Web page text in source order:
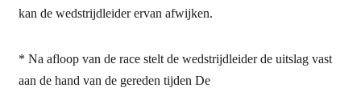
kan de wedstrijdleider ervan afwijken.
* Na afloop van de race stelt de wedstrijdleider de uitslag vast
aan de hand van de gereden tijden De